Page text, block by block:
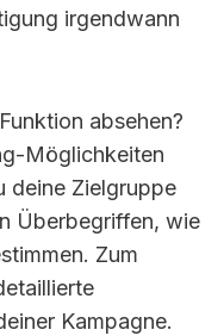
irgendwann
absehen?
Möglichkeiten
deine Zielgruppe
Überbegriffen, wie
Zum
Kampagne.